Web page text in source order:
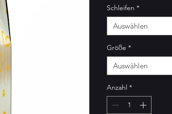
Schleifen *
Auswählen
Größe *
Auswählen
Anzahl *